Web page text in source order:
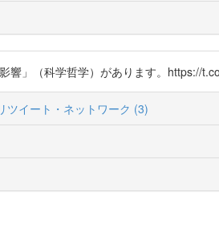
響」（科学哲学）があります。https://
ツイート・ネットワーク (3)